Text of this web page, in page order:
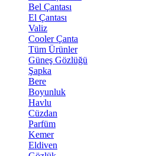
Bel Çantası
El Çantası
Valiz
Cooler Çanta
Tüm Ürünler
Güneş Gözlüğü
Şapka
Bere
Boyunluk
Havlu
Cüzdan
Parfüm
Kemer
Eldiven